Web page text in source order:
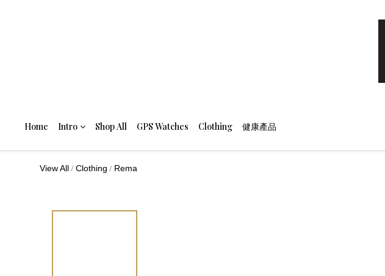
Home Intro Shop All GPS Watches Clothing 健康產品
View All /Clothing / Rema